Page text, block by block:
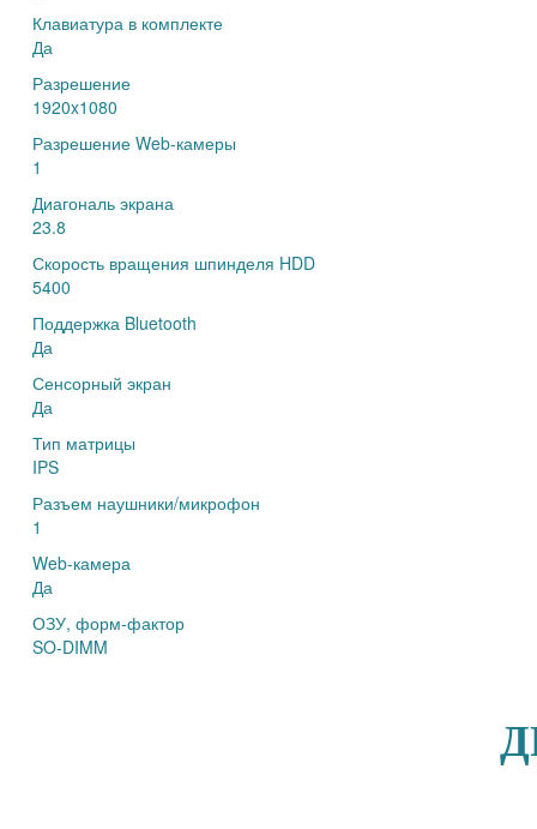
Клавиатура в комплекте
Да
Разрешение
1920x1080
Разрешение Web-камеры
1
Диагональ экрана
23.8
Скорость вращения шпинделя HDD
5400
Поддержка Bluetooth
Да
Сенсорный экран
Да
Тип матрицы
IPS
Разъем наушники/микрофон
1
Web-камера
Да
ОЗУ, форм-фактор
SO-DIMM